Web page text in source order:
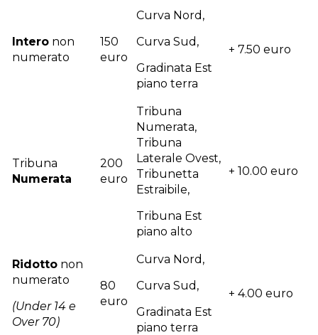
Intero non
numerato
150
euro
Curva Nord,
Curva Sud,
Gradinata Est
piano terra
+ 7.50 euro
Tribuna
Numerata
200
euro
Tribuna
Numerata,
Tribuna
Laterale Ovest,
Tribunetta
Estraibile,
Tribuna Est
piano alto
+ 10.00 euro
Ridotto non
numerato
(Under 14 e
Over 70)
80
euro
Curva Nord,
Curva Sud,
Gradinata Est
piano terra
+ 4.00 euro